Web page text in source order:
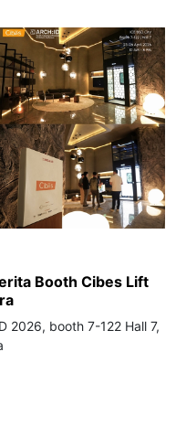
Booth Cibes Lift
2026, booth 7-122 Hall 7,